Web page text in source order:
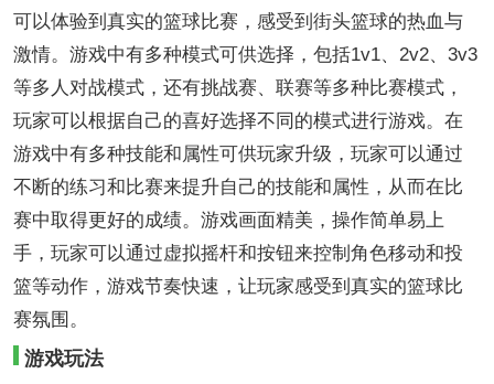
可以体验到真实的篮球比赛，感受到街头篮球的热血与
激情。游戏中有多种模式可供选择，包括1v1、2v2、3v3
等多人对战模式，还有挑战赛、联赛等多种比赛模式，
玩家可以根据自己的喜好选择不同的模式进行游戏。在
游戏中有多种技能和属性可供玩家升级，玩家可以通过
不断的练习和比赛来提升自己的技能和属性，从而在比
赛中取得更好的成绩。游戏画面精美，操作简单易上
手，玩家可以通过虚拟摇杆和按钮来控制角色移动和投
篮等动作，游戏节奏快速，让玩家感受到真实的篮球比
赛氛围。
游戏玩法